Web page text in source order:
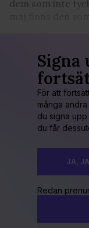
dem som inte
Signa
För att
många
du signa
du får
JA,
Redan